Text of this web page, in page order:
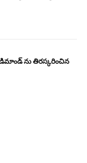
ను తిరస్కరించిన